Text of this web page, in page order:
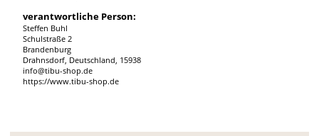
verantwortliche Person:
Steffen Buhl
Schulstraße 2
Brandenburg
Drahnsdorf, Deutschland, 15938
info@tibu-shop.de
https://www.tibu-shop.de